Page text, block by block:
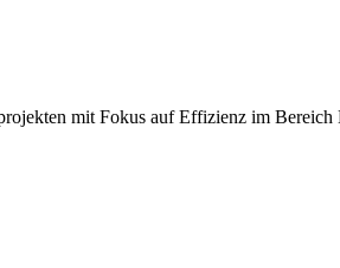
mit Fokus auf Effizienz im